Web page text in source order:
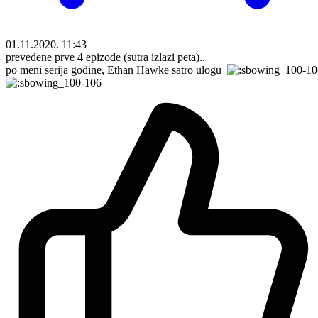
01.11.2020. 11:43
prevedene prve 4 epizode (sutra izlazi peta)..
po meni serija godine, Ethan Hawke satro ulogu